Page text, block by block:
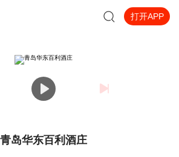
打开APP
青岛华东百利酒庄